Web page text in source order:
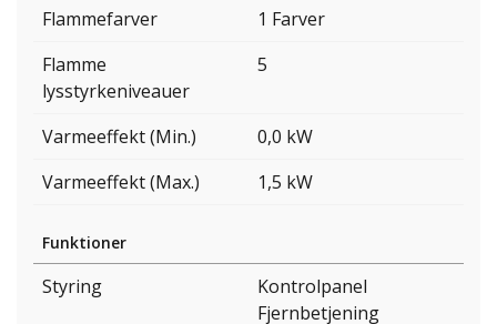
Flammefarver
1 Farver
Flamme
lysstyrkeniveauer
5
Varmeeffekt (Min.)
0,0 kW
Varmeeffekt (Max.)
1,5 kW
Funktioner
Styring
Kontrolpanel
Fjernbetjening